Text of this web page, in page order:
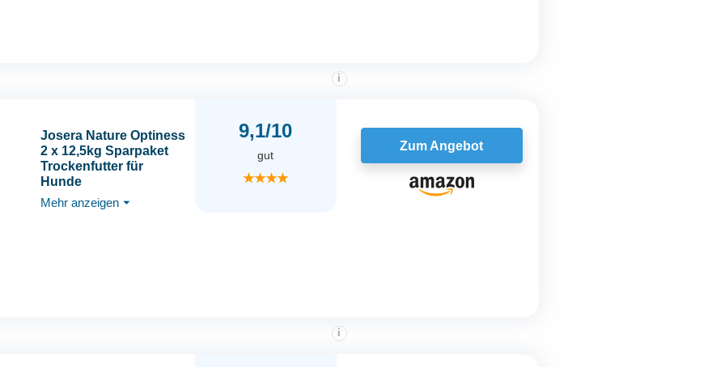
Josera Nature Optiness
2 x 12,5kg Sparpaket
Trockenfutter für
Hunde
Mehr anzeigen ⏷
9,1/10
i
gut
★★★★
Zum Angebot
i